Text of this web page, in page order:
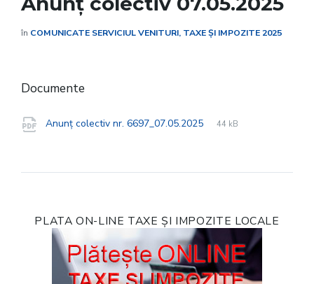
în COMUNICATE SERVICIUL VENITURI, TAXE ȘI IMPOZITE 2025
Documente
Anunț colectiv nr. 6697_07.05.2025
File
pdf
File
44 kB
PLATA ON-LINE TAXE ȘI IMPOZITE LOCALE